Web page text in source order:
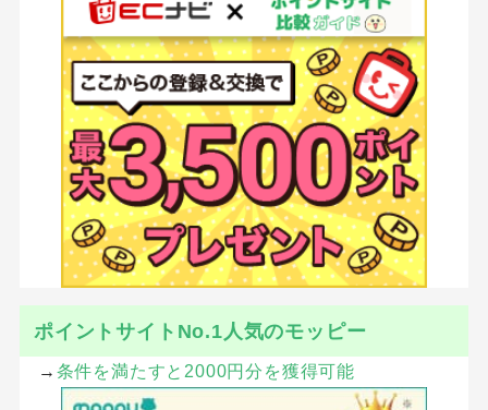
ポイントサイトNo.1人気のモッピー
→ 条件を満たすと2000円分を獲得可能